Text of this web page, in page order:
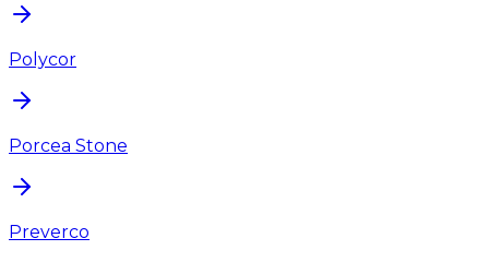
Polycor
Porcea Stone
Preverco